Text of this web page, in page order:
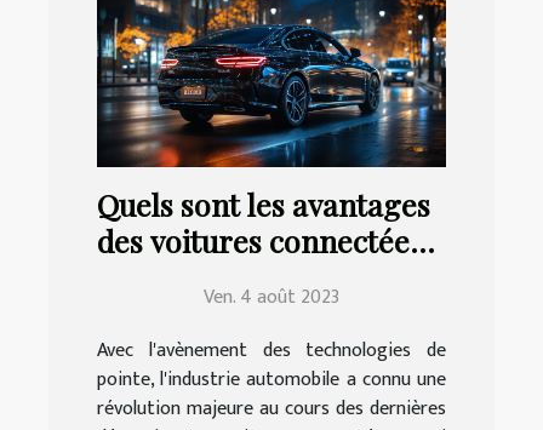
Quels sont les avantages
des voitures connectées
Ven. 4 août 2023
Avec l'avènement des technologies de
pointe, l'industrie automobile a connu une
révolution majeure au cours des dernières